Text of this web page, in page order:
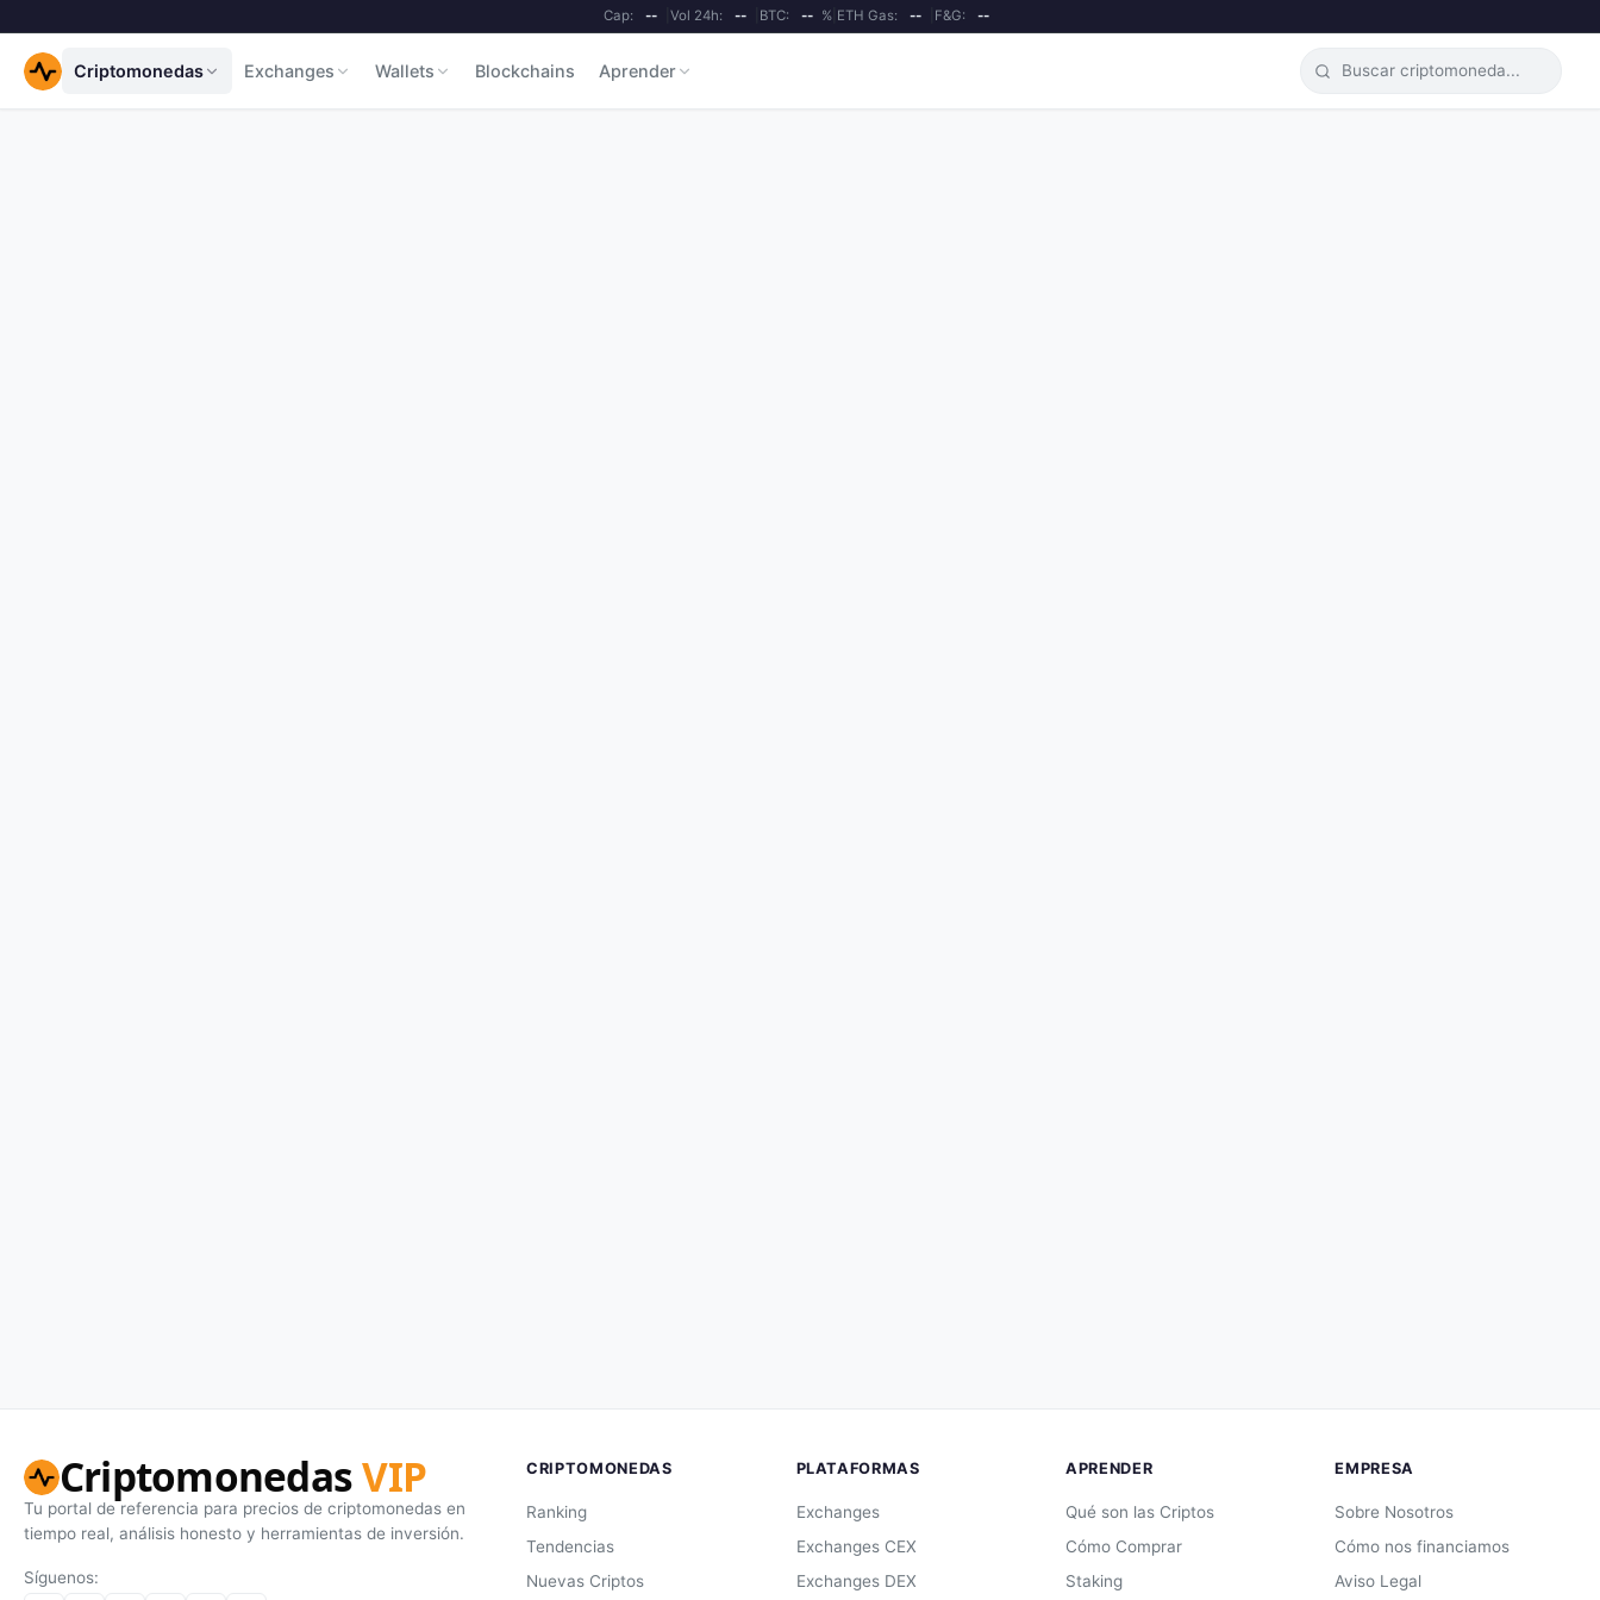
Cap: -- Vol 24h: -- BTC: -- %| ETH Gas: -- F&G: --
Criptomonedas Exchanges Wallets Blockchains Aprender
CriptomonedasVIP
Tu portal de referencia para precios de criptomonedas en
tiempo real, análisis honesto y herramientas de inversión.
Síguenos:
CRIPTOMONEDAS
Ranking
Tendencias
Nuevas Criptos
PLATAFORMAS
Exchanges
Exchanges CEX
Exchanges DEX
APRENDER
Qué son las Criptos
Cómo Comprar
Staking
EMPRESA
Sobre Nosotros
Cómo nos financiamos
Aviso Legal